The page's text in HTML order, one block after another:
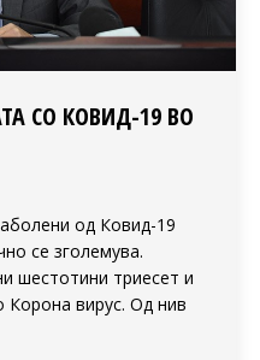
СО КОВИД-19 ВО
од Ковид-19
се зголемува.
шестотини триесет и
Корона вирус. Од нив